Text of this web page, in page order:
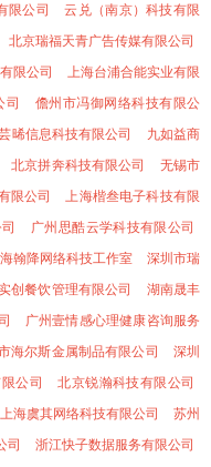
限公司
云兑（南京）科技有限
北京瑞福天青广告传媒有限公司
限公司
上海台浦合能实业有限
司
儋州市冯御网络科技有限公
晞信息科技有限公司
九如益商
北京拼奔科技有限公司
无锡市
限公司
上海楷叁电子科技有限
广州思酷云学科技有限公司
翰降网络科技工作室
深圳市瑞
创餐饮管理有限公司
湖南晟丰
广州壹情感心理健康咨询服务
海尔斯金属制品有限公司
深圳
公司
北京锐瀚科技有限公司
上海虞其网络科技有限公司
苏州
司
浙江快子数据服务有限公司